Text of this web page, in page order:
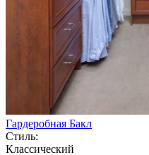
Гардеробная Бакл
Стиль:
Классический